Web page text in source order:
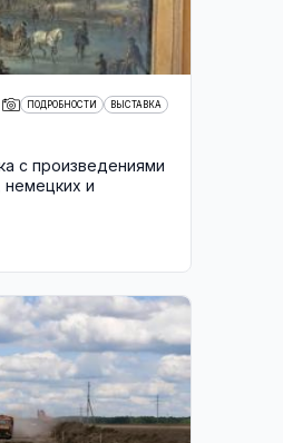
ПОДРОБНОСТИ ВЫСТАВКА
с произведениями
немецких и